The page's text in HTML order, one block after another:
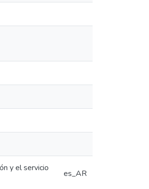
y el servicio
es_AR